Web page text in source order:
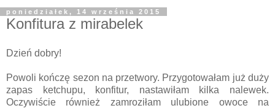
poniedziałek, 14 września 2015
Konfitura z mirabelek
Dzień dobry!
Powoli kończę sezon na przetwory. Przygotowałam już duży
zapas ketchupu, konfitur, nastawiłam kilka nalewek.
Oczywiście również zamroziłam ulubione owoce na